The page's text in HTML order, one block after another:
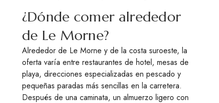
¿Dónde comer alrededor
de Le Morne?
Alrededor de Le Morne y de la costa suroeste, la
oferta varía entre restaurantes de hotel, mesas de
playa, direcciones especializadas en pescado y
pequeñas paradas más sencillas en la carretera.
Después de una caminata, un almuerzo ligero con